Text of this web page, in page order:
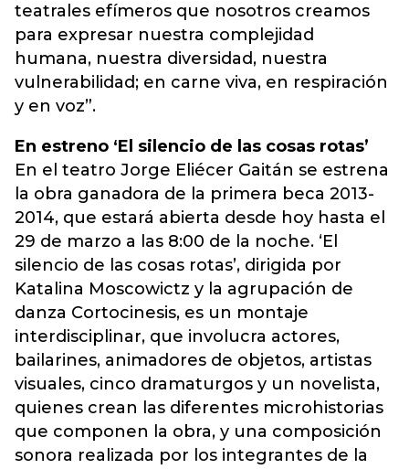
teatrales efímeros que nosotros creamos
para expresar nuestra complejidad
humana, nuestra diversidad, nuestra
vulnerabilidad; en carne viva, en respiración
y en voz”.
En estreno ‘El silencio de las cosas rotas’
En el teatro Jorge Eliécer Gaitán se estrena
la obra ganadora de la primera beca 2013-
2014, que estará abierta desde hoy hasta el
29 de marzo a las 8:00 de la noche. ‘El
silencio de las cosas rotas’, dirigida por
Katalina Moscowictz y la agrupación de
danza Cortocinesis, es un montaje
interdisciplinar, que involucra actores,
bailarines, animadores de objetos, artistas
visuales, cinco dramaturgos y un novelista,
quienes crean las diferentes microhistorias
que componen la obra, y una composición
sonora realizada por los integrantes de la